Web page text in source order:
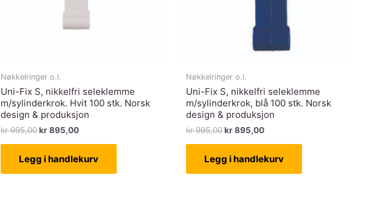
Nøkkelringer o.l.
Uni-Fix S, nikkelfri seleklemme
m/sylinderkrok. Hvit 100 stk. Norsk
design & produksjon
kr995,00Opprinnelig
kr 995,00.
kr895,00Nåværende
kr 895,00.
Legg i handlekurv
Nøkkelringer o.l.
Uni-Fix S, nikkelfri seleklemme
m/sylinderkrok, blå 100 stk. Norsk
design & produksjon
kr995,00Opprinnelig
kr 995,00.
kr895,00Nåværende
kr 895,00.
Legg i handlekurv